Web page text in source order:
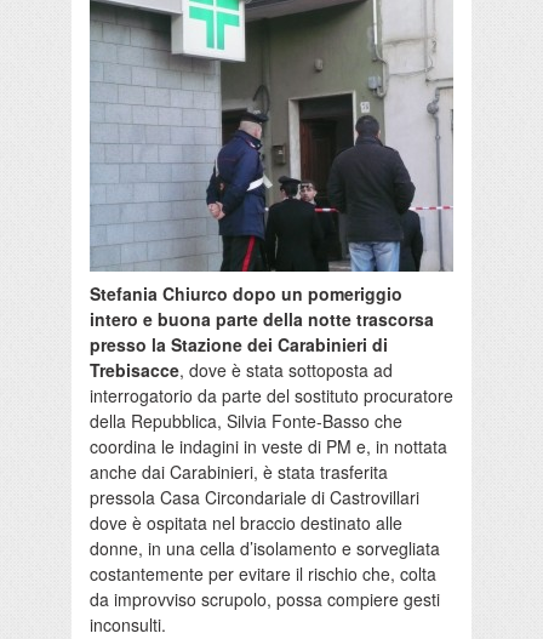
Stefania Chiurco dopo un pomeriggio
intero e buona parte della notte trascorsa
presso la Stazione dei Carabinieri di
Trebisacce, dove è stata sottoposta ad
interrogatorio da parte del sostituto procuratore
della Repubblica, Silvia Fonte-Basso che
coordina le indagini in veste di PM e, in nottata
anche dai Carabinieri, è stata trasferita
pressola Casa Circondariale di Castrovillari
dove è ospitata nel braccio destinato alle
donne, in una cella d’isolamento e sorvegliata
costantemente per evitare il rischio che, colta
da improvviso scrupolo, possa compiere gesti
inconsulti.